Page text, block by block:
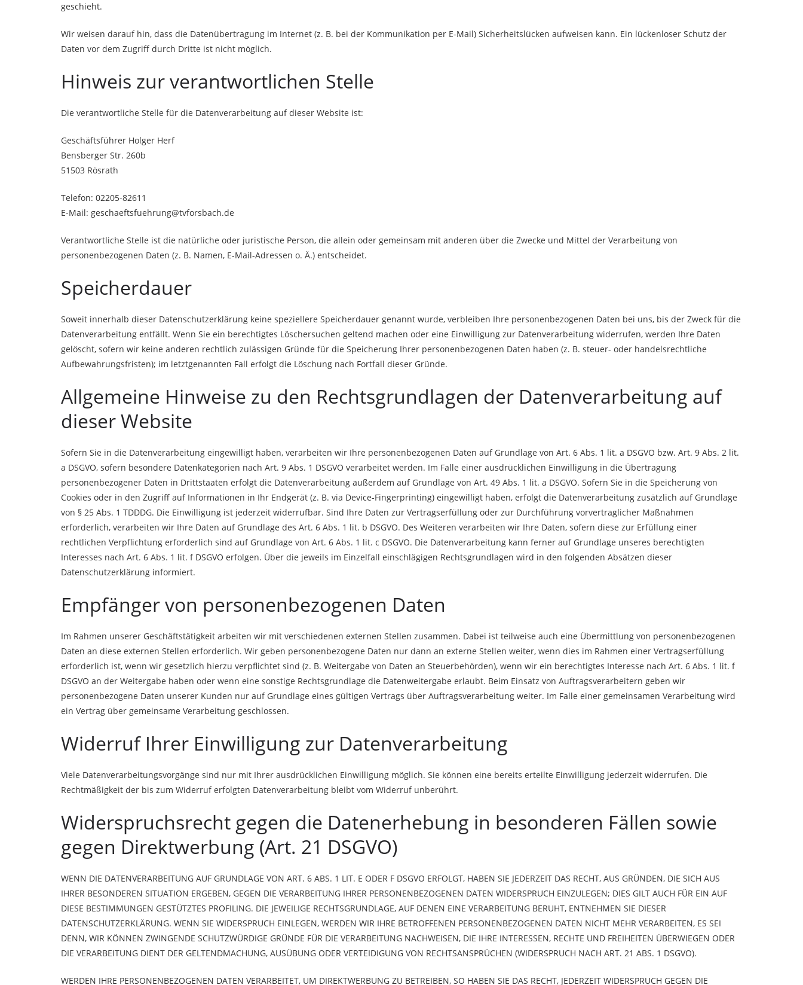
geschieht.
Wir weisen darauf hin, dass die Datenübertragung im Internet (z. B. bei der Kommunikation per E-Mail) Sicherheitslücken aufweisen kann. Ein lückenloser Schutz der
Daten vor dem Zugriff durch Dritte ist nicht möglich.
Hinweis zur verantwortlichen Stelle
Die verantwortliche Stelle für die Datenverarbeitung auf dieser Website ist:
Geschäftsführer Holger Herf
Bensberger Str. 260b
51503 Rösrath
Telefon: 02205-82611
E-Mail: geschaeftsfuehrung@tvforsbach.de
Verantwortliche Stelle ist die natürliche oder juristische Person, die allein oder gemeinsam mit anderen über die Zwecke und Mittel der Verarbeitung von
personenbezogenen Daten (z. B. Namen, E-Mail-Adressen o. Ä.) entscheidet.
Speicherdauer
Soweit innerhalb dieser Datenschutzerklärung keine speziellere Speicherdauer genannt wurde, verbleiben Ihre personenbezogenen Daten bei uns, bis der Zweck für die
Datenverarbeitung entfällt. Wenn Sie ein berechtigtes Löschersuchen geltend machen oder eine Einwilligung zur Datenverarbeitung widerrufen, werden Ihre Daten
gelöscht, sofern wir keine anderen rechtlich zulässigen Gründe für die Speicherung Ihrer personenbezogenen Daten haben (z. B. steuer- oder handelsrechtliche
Aufbewahrungsfristen); im letztgenannten Fall erfolgt die Löschung nach Fortfall dieser Gründe.
Allgemeine Hinweise zu den Rechtsgrundlagen der Datenverarbeitung auf
dieser Website
Sofern Sie in die Datenverarbeitung eingewilligt haben, verarbeiten wir Ihre personenbezogenen Daten auf Grundlage von Art. 6 Abs. 1 lit. a DSGVO bzw. Art. 9 Abs. 2 lit.
a DSGVO, sofern besondere Datenkategorien nach Art. 9 Abs. 1 DSGVO verarbeitet werden. Im Falle einer ausdrücklichen Einwilligung in die Übertragung
personenbezogener Daten in Drittstaaten erfolgt die Datenverarbeitung außerdem auf Grundlage von Art. 49 Abs. 1 lit. a DSGVO. Sofern Sie in die Speicherung von
Cookies oder in den Zugriff auf Informationen in Ihr Endgerät (z. B. via Device-Fingerprinting) eingewilligt haben, erfolgt die Datenverarbeitung zusätzlich auf Grundlage
von § 25 Abs. 1 TDDDG. Die Einwilligung ist jederzeit widerrufbar. Sind Ihre Daten zur Vertragserfüllung oder zur Durchführung vorvertraglicher Maßnahmen
erforderlich, verarbeiten wir Ihre Daten auf Grundlage des Art. 6 Abs. 1 lit. b DSGVO. Des Weiteren verarbeiten wir Ihre Daten, sofern diese zur Erfüllung einer
rechtlichen Verpflichtung erforderlich sind auf Grundlage von Art. 6 Abs. 1 lit. c DSGVO. Die Datenverarbeitung kann ferner auf Grundlage unseres berechtigten
Interesses nach Art. 6 Abs. 1 lit. f DSGVO erfolgen. Über die jeweils im Einzelfall einschlägigen Rechtsgrundlagen wird in den folgenden Absätzen dieser
Datenschutzerklärung informiert.
Empfänger von personenbezogenen Daten
Im Rahmen unserer Geschäftstätigkeit arbeiten wir mit verschiedenen externen Stellen zusammen. Dabei ist teilweise auch eine Übermittlung von personenbezogenen
Daten an diese externen Stellen erforderlich. Wir geben personenbezogene Daten nur dann an externe Stellen weiter, wenn dies im Rahmen einer Vertragserfüllung
erforderlich ist, wenn wir gesetzlich hierzu verpflichtet sind (z. B. Weitergabe von Daten an Steuerbehörden), wenn wir ein berechtigtes Interesse nach Art. 6 Abs. 1 lit. f
DSGVO an der Weitergabe haben oder wenn eine sonstige Rechtsgrundlage die Datenweitergabe erlaubt. Beim Einsatz von Auftragsverarbeitern geben wir
personenbezogene Daten unserer Kunden nur auf Grundlage eines gültigen Vertrags über Auftragsverarbeitung weiter. Im Falle einer gemeinsamen Verarbeitung wird
ein Vertrag über gemeinsame Verarbeitung geschlossen.
Widerruf Ihrer Einwilligung zur Datenverarbeitung
Viele Datenverarbeitungsvorgänge sind nur mit Ihrer ausdrücklichen Einwilligung möglich. Sie können eine bereits erteilte Einwilligung jederzeit widerrufen. Die
Rechtmäßigkeit der bis zum Widerruf erfolgten Datenverarbeitung bleibt vom Widerruf unberührt.
Widerspruchsrecht gegen die Datenerhebung in besonderen Fällen sowie
gegen Direktwerbung (Art. 21 DSGVO)
WENN DIE DATENVERARBEITUNG AUF GRUNDLAGE VON ART. 6 ABS. 1 LIT. E ODER F DSGVO ERFOLGT, HABEN SIE JEDERZEIT DAS RECHT, AUS GRÜNDEN, DIE SICH AUS
IHRER BESONDEREN SITUATION ERGEBEN, GEGEN DIE VERARBEITUNG IHRER PERSONENBEZOGENEN DATEN WIDERSPRUCH EINZULEGEN; DIES GILT AUCH FÜR EIN AUF
DIESE BESTIMMUNGEN GESTÜTZTES PROFILING. DIE JEWEILIGE RECHTSGRUNDLAGE, AUF DENEN EINE VERARBEITUNG BERUHT, ENTNEHMEN SIE DIESER
DATENSCHUTZERKLÄRUNG. WENN SIE WIDERSPRUCH EINLEGEN, WERDEN WIR IHRE BETROFFENEN PERSONENBEZOGENEN DATEN NICHT MEHR VERARBEITEN, ES SEI
DENN, WIR KÖNNEN ZWINGENDE SCHUTZWÜRDIGE GRÜNDE FÜR DIE VERARBEITUNG NACHWEISEN, DIE IHRE INTERESSEN, RECHTE UND FREIHEITEN ÜBERWIEGEN ODER
DIE VERARBEITUNG DIENT DER GELTENDMACHUNG, AUSÜBUNG ODER VERTEIDIGUNG VON RECHTSANSPRÜCHEN (WIDERSPRUCH NACH ART. 21 ABS. 1 DSGVO).
WERDEN IHRE PERSONENBEZOGENEN DATEN VERARBEITET, UM DIREKTWERBUNG ZU BETREIBEN, SO HABEN SIE DAS RECHT, JEDERZEIT WIDERSPRUCH GEGEN DIE